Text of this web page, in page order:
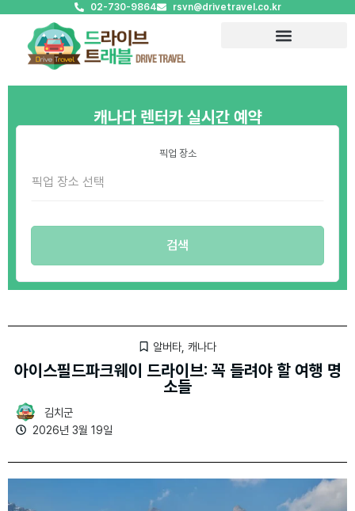
02-730-9864 rsvn@drivetravel.co.kr
캐나다 렌터카 실시간 예약
픽업 장소
알버타 캐나다
아이스필드파크웨이 드라이브: 꼭 들려야 할 여행 명
소들
김치군
2026년 3월 19일